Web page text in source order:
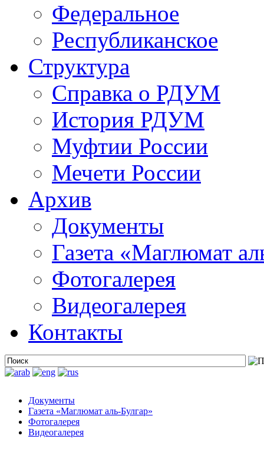
Федеральное
Республиканское
Структура
Справка о РДУМ
История РДУМ
Муфтии России
Мечети России
Архив
Документы
Газета «Маглюмат
Фотогалерея
Видеогалерея
Контакты
Документы
Газета «Маглюмат аль-Булгар»
Фотогалерея
Видеогалерея